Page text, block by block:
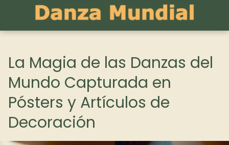
La Magia de las Danzas del
Mundo Capturada en
Pósters y Artículos de
Decoración